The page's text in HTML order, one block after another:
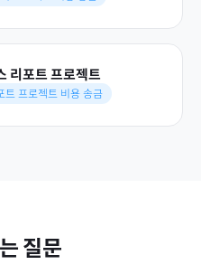
리포트 프로젝트
트 프로젝트 비용 송금
질문